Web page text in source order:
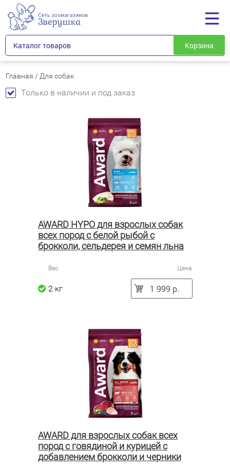
Каталог товаров Корзина
Главная / Для собак
Только в наличии и под заказ
AWARD HYPO для взрослых собак
всех пород с белой рыбой с
брокколи, сельдерея и семян льна
Вес Цена
2 кг 1 999 р.
AWARD для взрослых собак всех
пород с говядиной и курицей с
добавлением брокколи и черники